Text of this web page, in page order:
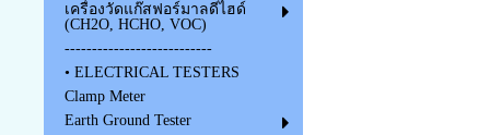
เครื่องวัดแก๊สฟอร์มาลดีไฮด์
(CH2O, HCHO, VOC)
---------------------------
• ELECTRICAL TESTERS
Clamp Meter
Earth Ground Tester